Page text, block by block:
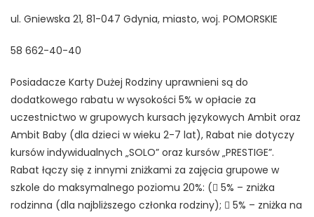
ul. Gniewska 21, 81-047 Gdynia, miasto, woj. POMORSKIE
58 662-40-40
Posiadacze Karty Dużej Rodziny uprawnieni są do
dodatkowego rabatu w wysokości 5% w opłacie za
uczestnictwo w grupowych kursach językowych Ambit oraz
Ambit Baby (dla dzieci w wieku 2-7 lat), Rabat nie dotyczy
kursów indywidualnych „SOLO” oraz kursów „PRESTIGE”.
Rabat łączy się z innymi zniżkami za zajęcia grupowe w
szkole do maksymalnego poziomu 20%: ( 5% – zniżka
rodzinna (dla najbliższego członka rodziny);  5% – zniżka na